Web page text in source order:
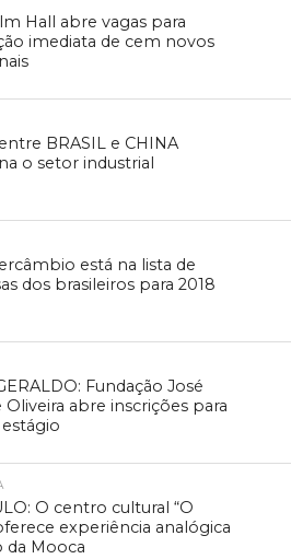
Hall abre vagas para
imediata de cem novos
BRASIL e CHINA
o setor industrial
está na lista de
dos brasileiros para 2018
Fundação José
Oliveira abre inscrições para
O centro cultural “O
experiência analógica
da Mooca